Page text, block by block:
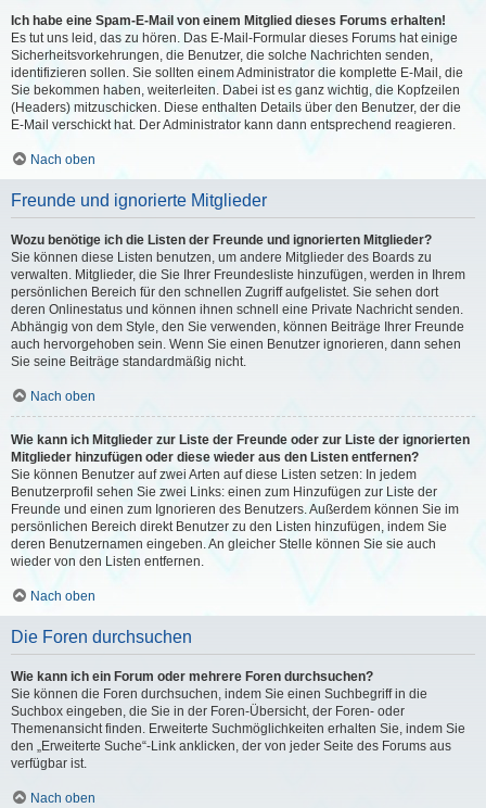
Ich habe eine Spam-E-Mail von einem Mitglied dieses Forums erhalten!
Es tut uns leid, das zu hören. Das E-Mail-Formular dieses Forums hat einige
Sicherheitsvorkehrungen, die Benutzer, die solche Nachrichten senden,
identifizieren sollen. Sie sollten einem Administrator die komplette E-Mail, die
Sie bekommen haben, weiterleiten. Dabei ist es ganz wichtig, die Kopfzeilen
(Headers) mitzuschicken. Diese enthalten Details über den Benutzer, der die
E-Mail verschickt hat. Der Administrator kann dann entsprechend reagieren.
Nach oben
Freunde und ignorierte Mitglieder
Wozu benötige ich die Listen der Freunde und ignorierten Mitglieder?
Sie können diese Listen benutzen, um andere Mitglieder des Boards zu
verwalten. Mitglieder, die Sie Ihrer Freundesliste hinzufügen, werden in Ihrem
persönlichen Bereich für den schnellen Zugriff aufgelistet. Sie sehen dort
deren Onlinestatus und können ihnen schnell eine Private Nachricht senden.
Abhängig von dem Style, den Sie verwenden, können Beiträge Ihrer Freunde
auch hervorgehoben sein. Wenn Sie einen Benutzer ignorieren, dann sehen
Sie seine Beiträge standardmäßig nicht.
Nach oben
Wie kann ich Mitglieder zur Liste der Freunde oder zur Liste der ignorierten
Mitglieder hinzufügen oder diese wieder aus den Listen entfernen?
Sie können Benutzer auf zwei Arten auf diese Listen setzen: In jedem
Benutzerprofil sehen Sie zwei Links: einen zum Hinzufügen zur Liste der
Freunde und einen zum Ignorieren des Benutzers. Außerdem können Sie im
persönlichen Bereich direkt Benutzer zu den Listen hinzufügen, indem Sie
deren Benutzernamen eingeben. An gleicher Stelle können Sie sie auch
wieder von den Listen entfernen.
Nach oben
Die Foren durchsuchen
Wie kann ich ein Forum oder mehrere Foren durchsuchen?
Sie können die Foren durchsuchen, indem Sie einen Suchbegriff in die
Suchbox eingeben, die Sie in der Foren-Übersicht, der Foren- oder
Themenansicht finden. Erweiterte Suchmöglichkeiten erhalten Sie, indem Sie
den „Erweiterte Suche“-Link anklicken, der von jeder Seite des Forums aus
verfügbar ist.
Nach oben